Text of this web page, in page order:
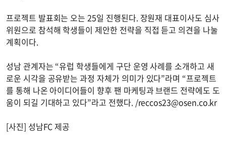
프로젝트 발표회는 오는 25일 진행된다. 장원재 대표이사도 심사
위원으로 참석해 학생들이 제안한 전략을 직접 듣고 의견을 나눌
계획이다.
성남 관계자는 “유럽 학생들에게 구단 운영 사례를 소개하고 새
로운 시각을 공유받는 과정 자체가 의미가 있다”라며 “프로젝트
를 통해 나온 아이디어들이 향후 팬 마케팅과 브랜드 전략에도 도
움이 되길 기대하고 있다”라고 전했다. /reccos23@osen.co.kr
[사진] 성남FC 제공